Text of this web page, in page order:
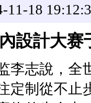
11-18
設計大赛
李志說，全
定制從不止